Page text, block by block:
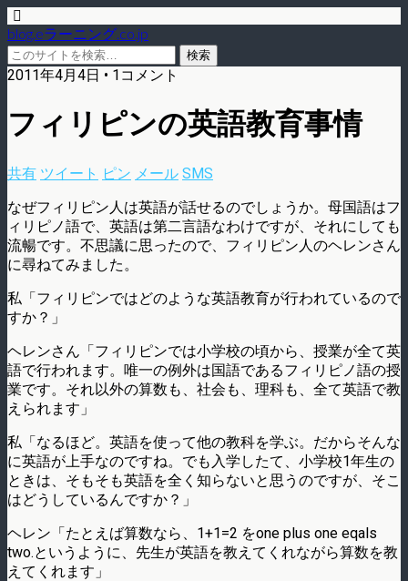
blog.eラーニング.co.jp
2011年4月4日 • 1コメント
フィリピンの英語教育事情
共有 ツイート ピン メール SMS
なぜフィリピン人は英語が話せるのでしょうか。母国語はフ
ィリピノ語で、英語は第二言語なわけですが、それにしても
流暢です。不思議に思ったので、フィリピン人のヘレンさん
に尋ねてみました。
私「フィリピンではどのような英語教育が行われているので
すか？」
ヘレンさん「フィリピンでは小学校の頃から、授業が全て英
語で行われます。唯一の例外は国語であるフィリピノ語の授
業です。それ以外の算数も、社会も、理科も、全て英語で教
えられます」
私「なるほど。英語を使って他の教科を学ぶ。だからそんな
に英語が上手なのですね。でも入学したて、小学校1年生の
ときは、そもそも英語を全く知らないと思うのですが、そこ
はどうしているんですか？」
ヘレン「たとえば算数なら、1+1=2 をone plus one eqals
two.というように、先生が英語を教えてくれながら算数を教
えてくれます」